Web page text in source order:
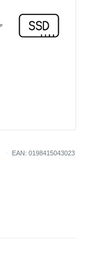
EAN: 0198415043023